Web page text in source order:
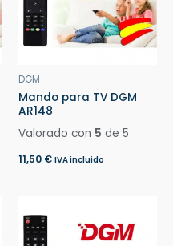
DGM
Mando para TV DGM
AR148
Valorado con 5 de 5
11,50 € IVA incluido